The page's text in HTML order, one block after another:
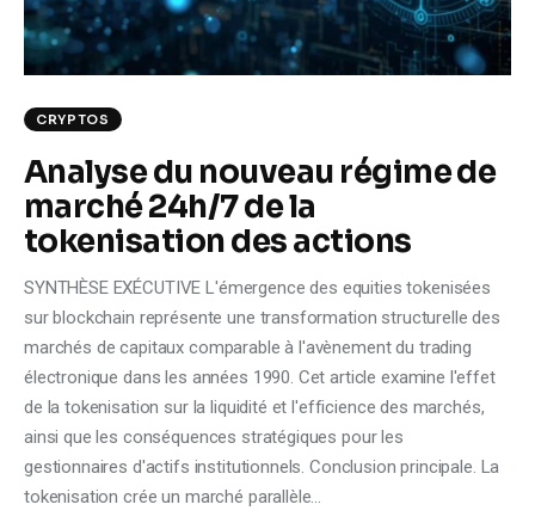
CRYPTOS
Analyse du nouveau régime de
marché 24h/7 de la
tokenisation des actions
SYNTHÈSE EXÉCUTIVE L'émergence des equities tokenisées
sur blockchain représente une transformation structurelle des
marchés de capitaux comparable à l'avènement du trading
électronique dans les années 1990. Cet article examine l'effet
de la tokenisation sur la liquidité et l'efficience des marchés,
ainsi que les conséquences stratégiques pour les
gestionnaires d'actifs institutionnels. Conclusion principale. La
tokenisation crée un marché parallèle…